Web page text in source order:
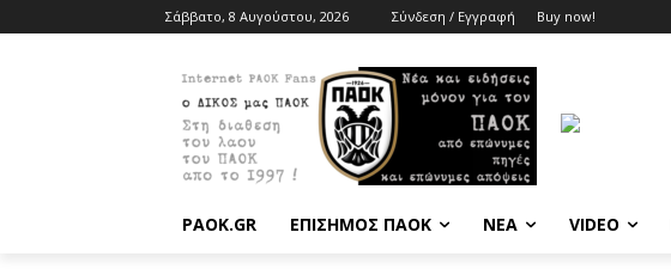
Σάββατο, 8 Αυγούστου, 2026 Σύνδεση / Εγγραφή Buy now!
PAOK.GR ΕΠΙΣΗΜΟΣ ΠΑΟΚ ΝΕΑ VIDEO